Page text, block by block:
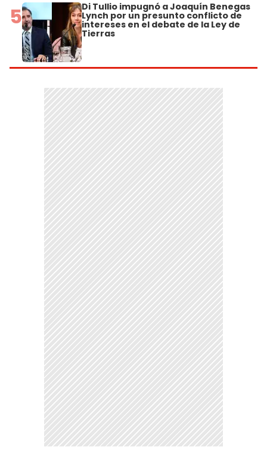
5 Di Tullio impugnó a Joaquín Benegas
Lynch por un presunto conflicto de
intereses en el debate de la Ley de
Tierras